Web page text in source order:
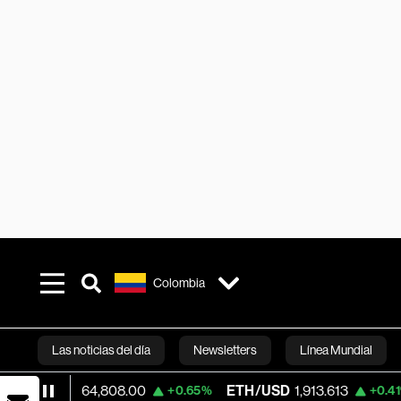
Colombia
Las noticias del día Newsletters Línea Mundial
Bloomberg
64,808.00 +0.65% ETH/USD 1,913.613 +0.41% Visa